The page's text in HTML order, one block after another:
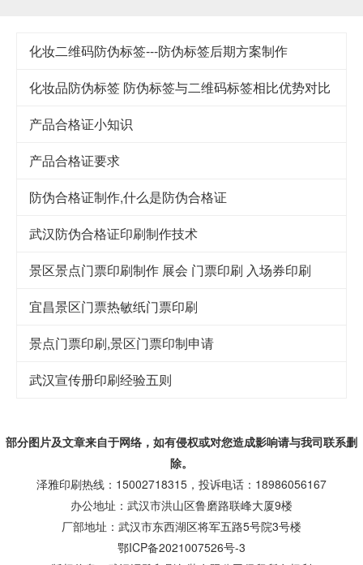
化妆二维码防伪标签---防伪标签后期方案制作
化妆品防伪标签 防伪标签与二维码标签相比优势对比
产品合格证小知识
产品合格证要求
防伪合格证制作,什么是防伪合格证
武汉防伪合格证印刷制作技术
景区景点门票印刷制作 展会 门票印刷 入场券印刷
宜昌景区门票热敏纸门票印刷
景点门票印刷,景区门票印制申请
武汉宣传册印刷经验五则
部分图片及文章来自于网络，如有侵权或对您造成影响请与我司联系删
除。
泽雅印刷热线：15002718315，投诉电话：18986056167
办公地址：武汉市洪山区鲁磨路联峰大厦9楼
厂部地址：武汉市东西湖区将军五路5号院3号楼
鄂ICP备2021007526号-3